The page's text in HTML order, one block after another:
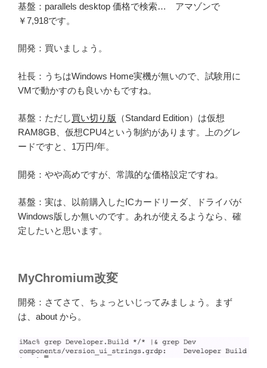
基盤：parallels desktop 価格で検索… アマゾンで
￥7,918です。
開発：買いましょう。
社長：うちはWindows Home実機が無いので、試験用に
VMで動かすのも良いかもですね。
基盤：ただし買い切り版 （Standard Edition）は仮想
RAM8GB、仮想CPU4という制約があります。上のグレ
ードですと、1万円/年。
開発：やや高めですが、常識的な価格設定ですね。
基盤：実は、以前購入したICカードリーダ、ドライバが
Windows版しか無いのです。あれが使えるようなら、確
定したいと思います。
MyChromium改変
開発：さてさて、ちょっといじってみましょう。まず
は、about から。